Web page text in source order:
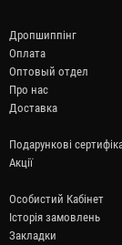
Дропшиппінг
Оплата
Оптовый отдел
Про нас
Доставка
Подарункові
Акції
Особистий Кабінет
Історія замовлень
Закладки